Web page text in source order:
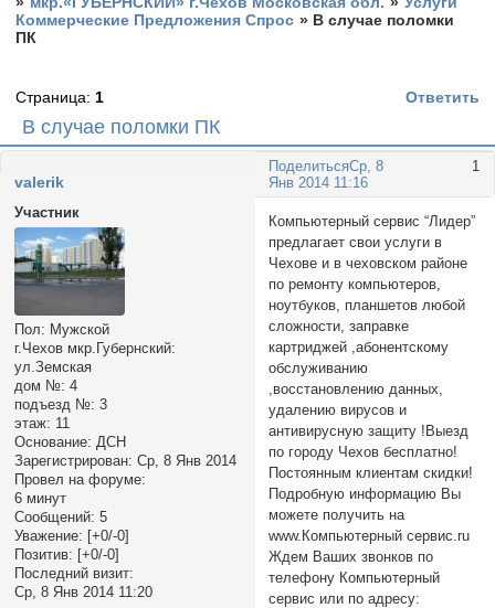
Коммерческие Предложения Спрос » В случае поломки
ПК
В случае поломки ПК
Страница: 1 Ответить
Поделиться 1
Ср, 8
Янв 2014 11:16
valerik
Участник
Пол: Мужской
г.Чехов мкр.Губернский:
ул.Земская
дом №: 4
подъезд №: 3
этаж: 11
Основание: ДСН
Зарегистрирован: Ср, 8 Янв 2014
Провел на форуме:
6 минут
Сообщений: 5
Уважение: [+0/-0]
Позитив: [+0/-0]
Последний визит:
Ср, 8 Янв 2014 11:20
Компьютерный сервис “Лидер”
предлагает свои услуги в
Чехове и в чеховском районе
по ремонту компьютеров,
ноутбуков, планшетов любой
сложности, заправке
картриджей ,абонентскому
обслуживанию
,восстановлению данных,
удалению вирусов и
антивирусную защиту !Выезд
по городу Чехов бесплатно!
Постоянным клиентам скидки!
Подробную информацию Вы
можете получить на
www.Компьютерный сервис.ru
Ждем Ваших звонков по
телефону Компьютерный
сервис или по адресу: